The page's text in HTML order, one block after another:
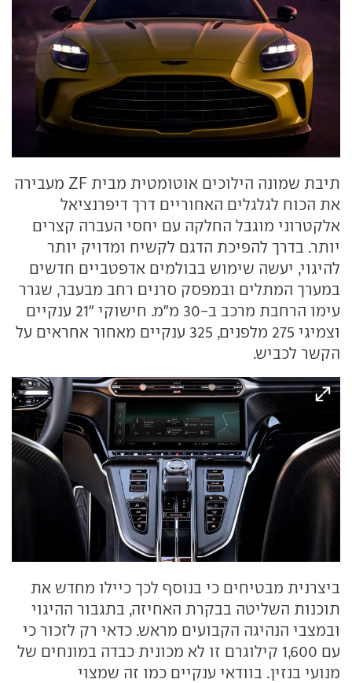
תיבת שמונה הילוכים אוטומטית מבית ZF מעבירה
את הכוח לגלגלים האחוריים דרך דיפרנציאל
אלקטרוני מוגבל החלקה עם יחסי העברה קצרים
יותר. בדרך להפיכת הדגם לקשיח ומדויק יותר
להיגוי, יעשה שימוש בבולמים אדפטביים חדשים
במערך המתלים ובמפסק סרנים רחב מבעבר, שגרר
עימו הרחבת מרכב ב-30 מ"מ. חישוקי "21 ענקיים
וצמיגי 275 מלפנים, 325 ענקיים מאחור אחראים על
הקשר לכביש.
ביצרנית מבטיחים כי בנוסף לכך כיילו מחדש את
תוכנות השליטה בבקרת האחיזה, בתגבור ההיגוי
ובמצבי הנהיגה הקבועים מראש. כדאי רק לזכור כי
עם 1,600 קילוגרם זו לא מכונית כבדה במונחים של
מנועי בנזין. בוודאי ענקיים כמו זה שמצוי